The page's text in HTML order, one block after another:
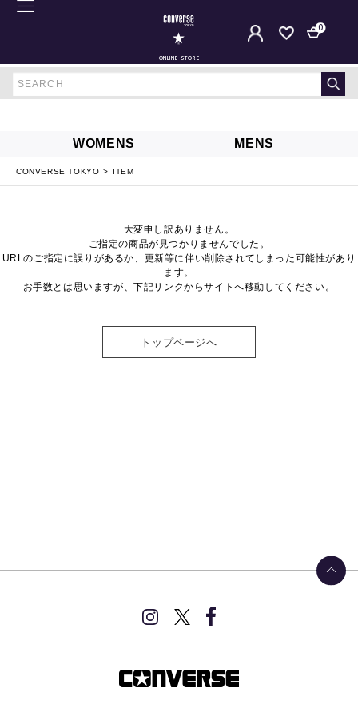
ONLINE STORE
0
WOMENS MENS
CONVERSE TOKYO ITEM
大変申し訳ありません。
ご指定の商品が見つかりませんでした。
URLのご指定に誤りがあるか、更新等に伴い削除されてしまった可能性があり
ます。
お手数とは思いますが、下記リンクからサイトへ移動してください。
トップページへ